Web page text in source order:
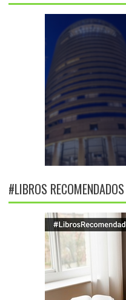
#LIBROS RECOMENDADOS